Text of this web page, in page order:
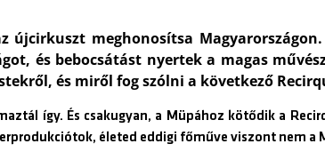
újcirkuszt meghonosítsa
és bebocsátást nyertek a magas
és miről fog szólni a következő
így. És csakugyan, a Müpához kötődik a
életed eddigi főműve viszont nem a